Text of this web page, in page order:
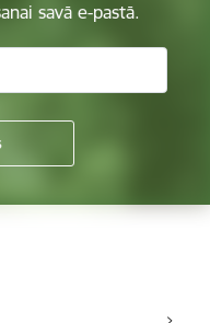
savā e-pastā.